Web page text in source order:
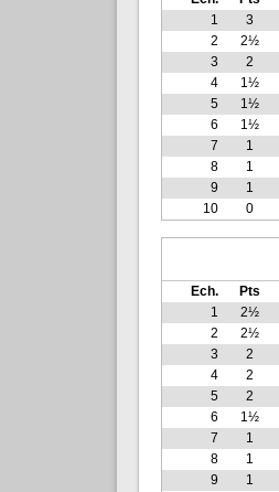
1
3
2
2½
3
2
4
1½
5
1½
6
1½
7
1
8
1
9
1
10
0
Ech. Pts
1
2½
2
2½
3
2
4
2
5
2
6
1½
7
1
8
1
9
1